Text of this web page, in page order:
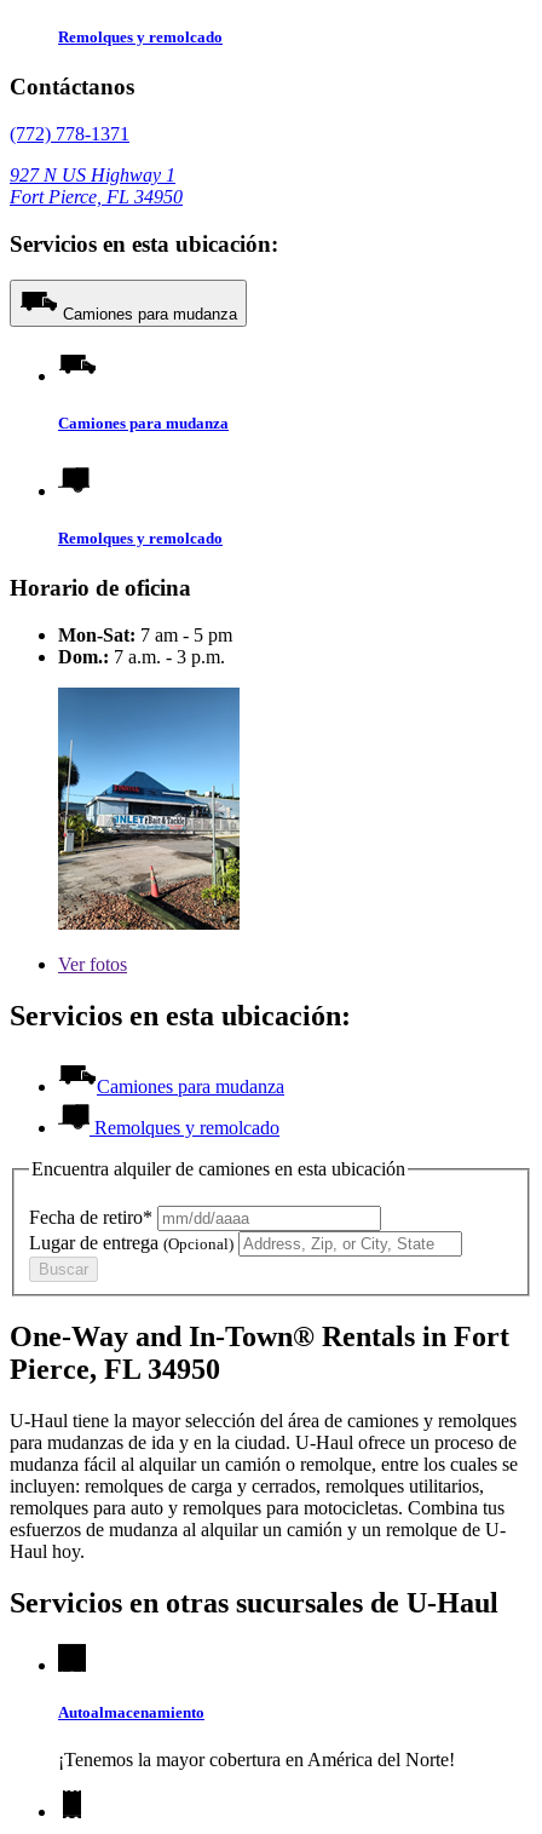
Remolques y remolcado
Contáctanos
(772) 778-1371
927 N US Highway 1
Fort Pierce, FL 34950
Servicios en esta ubicación:
Camiones para mudanza
Camiones para mudanza
Remolques y remolcado
Horario de oficina
Mon-Sat: 7 am - 5 pm
Dom.: 7 a.m. - 3 p.m.
Verfotos
Servicios en esta ubicación:
Camiones para mudanza
Remolques y remolcado
Encuentra alquiler de camiones en esta ubicación
Fecha de retiro*
Lugar de entrega (Opcional)
Buscar
One-Way and In-Town® Rentals in Fort
Pierce, FL 34950
U-Haul tiene la mayor selección del área de camiones y remolques
para mudanzas de ida y en la ciudad. U-Haul ofrece un proceso de
mudanza fácil al alquilar un camión o remolque, entre los cuales se
incluyen: remolques de carga y cerrados, remolques utilitarios,
remolques para auto y remolques para motocicletas. Combina tus
esfuerzos de mudanza al alquilar un camión y un remolque de U-
Haul hoy.
Servicios en otras sucursales de U-Haul
Autoalmacenamiento
¡Tenemos la mayor cobertura en América del Norte!